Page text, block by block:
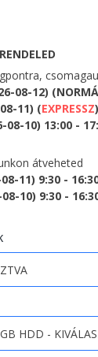
08-12)
11) (EXPRESSZ)
08-10) 13:00 -
átveheted
11) 9:30 -
10) 9:30 -